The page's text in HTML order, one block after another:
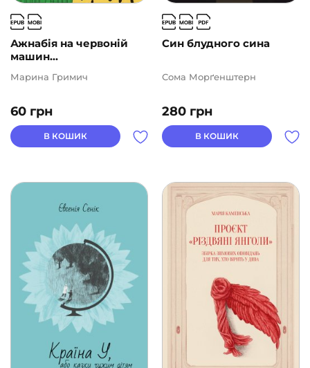
Ажнабія на червоній
машин...
60 грн
Марина Гримич
В КОШИК
Син блудного сина
280 грн
Сома Морґенштерн
В КОШИК